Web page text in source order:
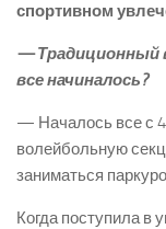
спортивном
— Традиционный
все начиналось?
— Началось все с 4
волейбольную
заниматься
Когда поступила в